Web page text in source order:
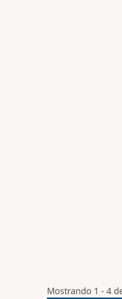
Mostrando 1 - 4